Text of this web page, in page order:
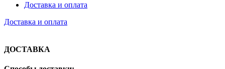
Доставка и оплата
Доставка и оплата
ДОСТАВКА